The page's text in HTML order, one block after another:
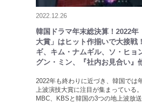
2022.12.26
韓国ドラマ年末総決算！2022年
大賞」はヒット作揃いで大接戦
ギ、キム・ナムギル、ソ・ヒョ
グン・ミン、『社内お見合い』
2022年も終わりに近づき、韓国では
上波演技大賞に注目が集まっている。
MBC、KBSと韓国の3つの地上波放